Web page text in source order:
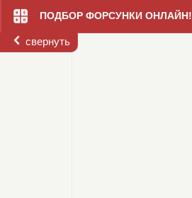
ПОДБОР ФОРСУНКИ ОНЛАЙН!
свернуть